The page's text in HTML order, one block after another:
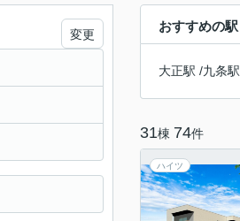
おすすめの駅
大正駅 /九条駅
31棟 74件
ハイツ
変更